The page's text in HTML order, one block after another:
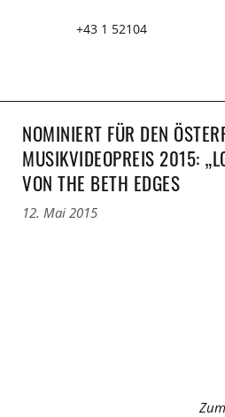
+43 1 52104
NOMINIERT FÜR DEN
MUSIKVIDEOPREIS 2015:
VON THE BETH EDGES
12. Mai 2015